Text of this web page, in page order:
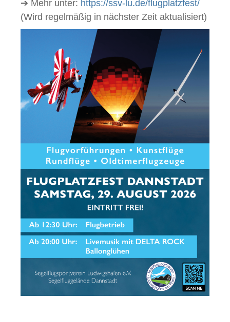
➔ Mehr unter: https://ssv-lu.de/flugplatzfest/
(Wird regelmäßig in nächster Zeit aktualisiert)